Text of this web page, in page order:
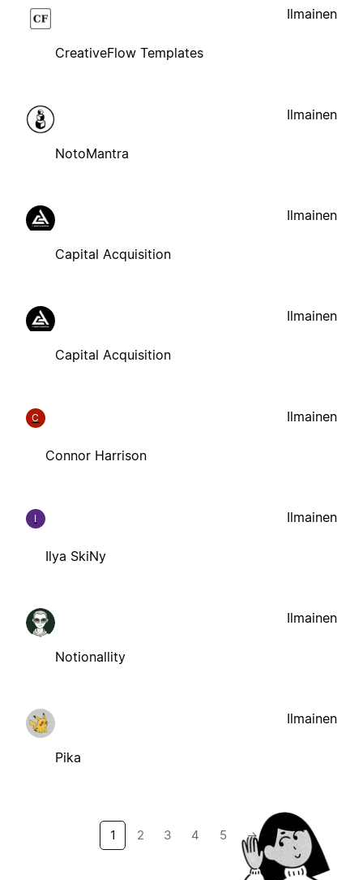
CreativeFlow Templates
Ilmainen
NotoMantra
Ilmainen
Capital Acquisition
Ilmainen
Capital Acquisition
Ilmainen
C
Connor Harrison
Ilmainen
I
Ilya SkiNy
Ilmainen
Notionallity
Ilmainen
Pika
Ilmainen
1 2 3 4 5 →